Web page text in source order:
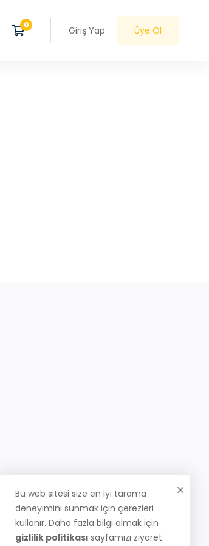
Giriş Yap Üye Ol
Bu web sitesi size en iyi tarama
deneyimini sunmak için çerezleri
kullanır. Daha fazla bilgi almak için
gizlilik politikası sayfamızı ziyaret